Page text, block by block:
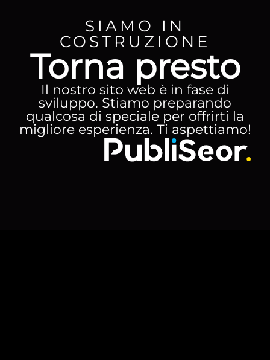
SIAMO IN
COSTRUZIONE
Torna presto
Il nostro sito web è in fase di
sviluppo. Stiamo preparando
qualcosa di speciale per offrirti la
migliore esperienza. Ti aspettiamo!